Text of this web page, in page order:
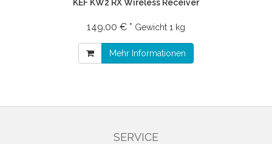
KEF KW2 RX Wireless Receiver
149.00 € * Gewicht 1 kg
Mehr Informationen
SERVICE